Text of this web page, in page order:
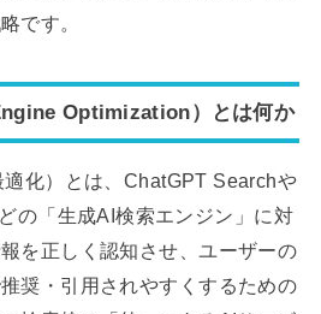
です。
Optimization）とは何か
化）とは、ChatGPT Searchや
の「生成AI検索エンジン」に対
を正しく認知させ、ユーザーの
奨・引用されやすくするための